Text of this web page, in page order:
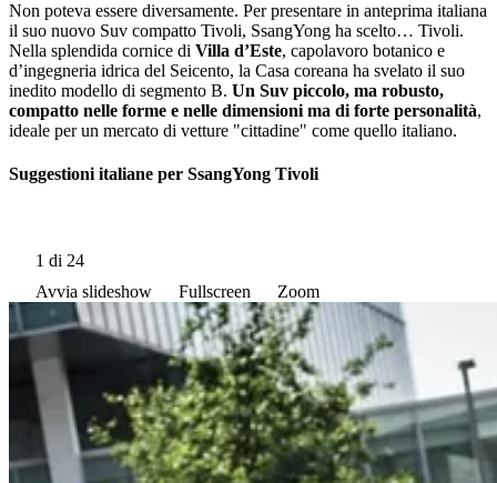
Non poteva essere diversamente. Per presentare in anteprima italiana
il suo nuovo Suv compatto Tivoli, SsangYong ha scelto… Tivoli.
Nella splendida cornice di Villa dʼEste, capolavoro botanico e
dʼingegneria idrica del Seicento, la Casa coreana ha svelato il suo
inedito modello di segmento B. Un Suv piccolo, ma robusto,
compatto nelle forme e nelle dimensioni ma di forte personalità,
ideale per un mercato di vetture "cittadine" come quello italiano.
Suggestioni italiane per SsangYong Tivoli
1 di 24
Avvia slideshow
Fullscreen Zoom